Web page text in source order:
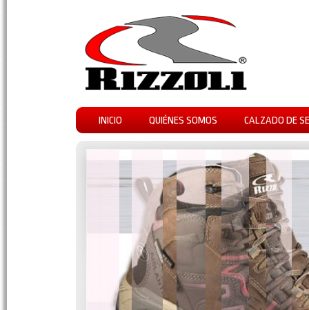
INICIO QUIÉNES SOMOS CALZADO DE